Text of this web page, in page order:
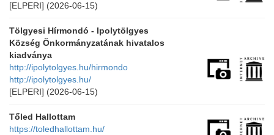
[ELPERI] (2026-06-15)
Tölgyesi Hírmondó - Ipolytölgyes
Község Önkormányzatának hivatalos
kiadványa
http://ipolytolgyes.hu/hirmondo
http://ipolytolgyes.hu/
[ELPERI] (2026-06-15)
Tőled Hallottam
https://toledhallottam.hu/